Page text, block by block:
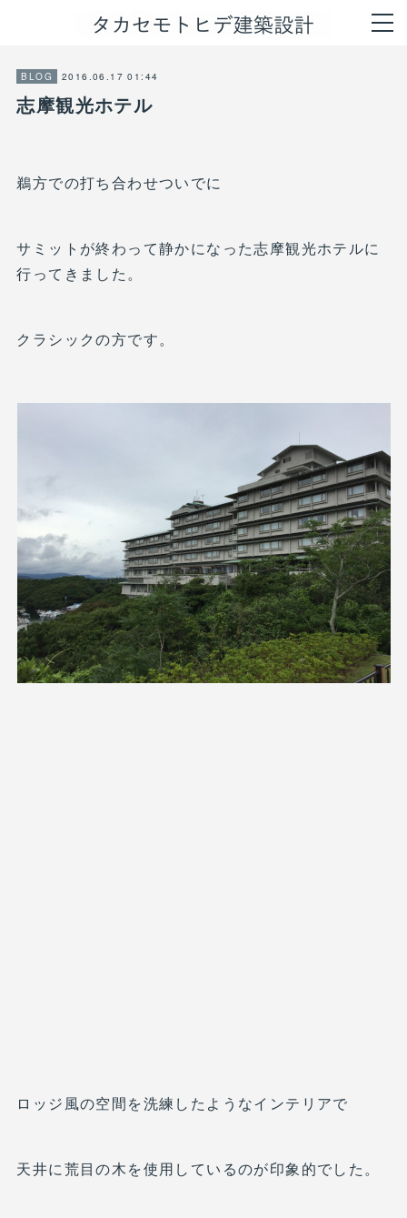
BLOG 2016.06.17 01:44
志摩観光ホテル
鵜方での打ち合わせついでに
サミットが終わって静かになった志摩観光ホテルに
行ってきました。
クラシックの方です。
ロッジ風の空間を洗練したようなインテリアで
天井に荒目の木を使用しているのが印象的でした。